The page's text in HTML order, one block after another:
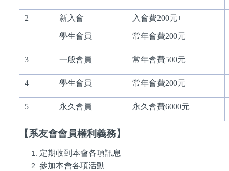
2 新入會
學生會員
入會費200元+
常年會費200元
3 一般會員 常年會費500元
4 學生會員 常年會費200元
5 永久會員 永久會費6000元
【系友會會員權利義務】
定期收到本會各項訊息
參加本會各項活動